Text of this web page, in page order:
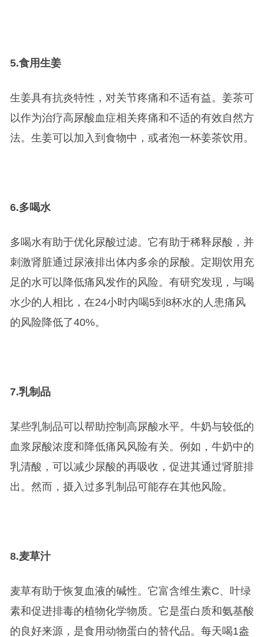
5.食用生姜
生姜具有抗炎特性，对关节疼痛和不适有益。姜茶可
以作为治疗高尿酸血症相关疼痛和不适的有效自然方
法。生姜可以加入到食物中，或者泡一杯姜茶饮用。
6.多喝水
多喝水有助于优化尿酸过滤。它有助于稀释尿酸，并
刺激肾脏通过尿液排出体内多余的尿酸。定期饮用充
足的水可以降低痛风发作的风险。有研究发现，与喝
水少的人相比，在24小时内喝5到8杯水的人患痛风
的风险降低了40%。
7.乳制品
某些乳制品可以帮助控制高尿酸水平。牛奶与较低的
血浆尿酸浓度和降低痛风风险有关。例如，牛奶中的
乳清酸，可以减少尿酸的再吸收，促进其通过肾脏排
出。然而，摄入过多乳制品可能存在其他风险。
8.麦草汁
麦草有助于恢复血液的碱性。它富含维生素C、叶绿
素和促进排毒的植物化学物质。它是蛋白质和氨基酸
的良好来源，是食用动物蛋白的替代品。每天喝1盎